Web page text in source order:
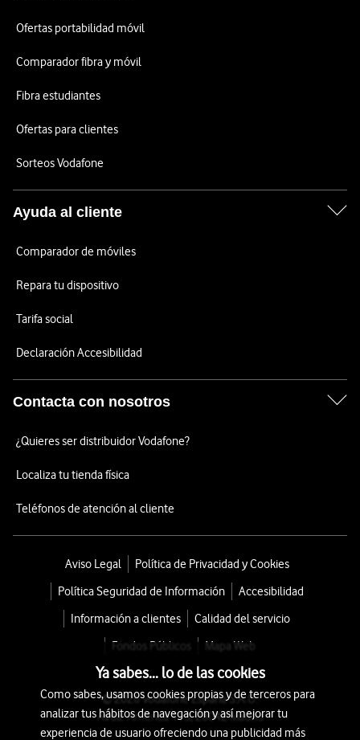
Ofertas portabilidad móvil
Comparador fibra y móvil
Fibra estudiantes
Ofertas para clientes
Sorteos Vodafone
Ayuda al cliente
Comparador de móviles
Repara tu dispositivo
Tarifa social
Declaración Accesibilidad
Contacta con nosotros
¿Quieres ser distribuidor Vodafone?
Localiza tu tienda física
Teléfonos de atención al cliente
Aviso Legal
Política de Privacidad y Cookies
Política Seguridad de Información
Accesibilidad
Información a clientes
Calidad del servicio
Fondos Públicos
Mapa Web
© 2026 Vodafone España S.A.U.
Avda. América 115, 28042 Madrid
Ya sabes... lo de las cookies
Como sabes, usamos cookies propias y de terceros para
analizar tus hábitos de navegación y así mejorar tu
experiencia de usuario ofreciendo una publicidad más